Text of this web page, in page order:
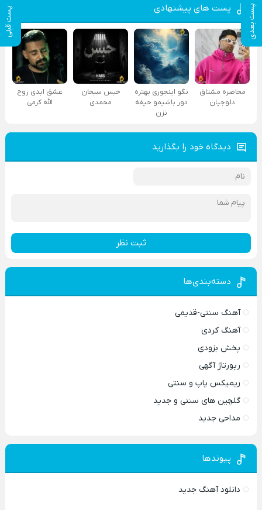
پست بعدی پست قبلی پست های پیشنهادی
محاصره مشتاق
دلوجیان
نگو اینجوری بهتره
دور باشیمو حیفه
نزن
حبس سبحان
محمدی
عشق ابدی روح
الله کرمی
دیدگاه خود را بگذارید
ثبت نظر
دسته‌بندی‌ها
آهنگ سنتی-قدیمی
آهنگ کردی
پخش بزودی
رپورتاژ آگهی
ریمیکس پاپ و سنتی
گلچین های سنتی و جدید
مداحی جدید
پیوندها
دانلود آهنگ جدید